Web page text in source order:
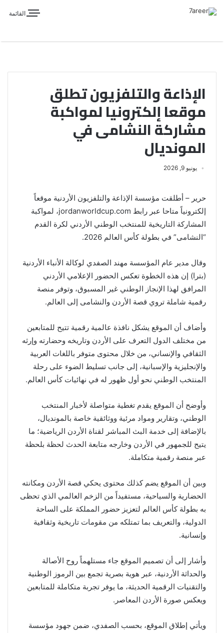
القائمة
الإذاعة والتلفزيون تطلق
موقعا إلكترونيا لمواكبة
مشاركة النشامى في
المونديال
يونيو 9, 2026
حرير – أطلقت مؤسسة الإذاعة والتلفزيون الأردنية موقعاً
إلكترونياً متاحا عبر رابط jordanworldcup.com، لمواكبة
المشاركة التاريخية للمنتخب الوطني الأردني لكرة القدم
“النشامى” في بطولة كأس العالم 2026.
وقال مدير عام المؤسسة مهند الصفدي لوكالة الأنباء الأردنية
(بترا) إن هذه الخطوة تعكس الحضور الإعلامي الأردني
المرافق لهذا الإنجاز الوطني غير المسبوق، وتوفر منصة
رقمية شاملة تروي قصة الأردن والنشامى إلى العالم.
وأضاف أن الموقع يشكل نافذة عالمية رقمية تتيح للمتابعين
من مختلف الدول التعرف على الأردن وتاريخه وحضارته وإرثه
الثقافي والإنساني، من خلال محتوى متوفر باللغات العربية
والإنجليزية والإسبانية، إلى جانب تسليط الضوء على رحلة
المنتخب الوطني نحو أول ظهور له في نهائيات كأس العالم.
وأوضح أن الموقع يقدم تغطية متواصلة لأخبار المنتخب
الوطني، وتقارير ومواد مرئية ووثائقية خاصة بالمونديال،
بالإضافة إلى خدمة البث المباشر لقناة الأردن الرياضية؛ ما
يتيح للجمهور في الأردن وخارجه متابعة الحدث لحظة بلحظة
عبر منصة رقمية متكاملة.
وبين أن الموقع يضم كذلك محتوى يحكي قصة الأردن ومكانته
الحضارية والسياحية، مستفيداً من الزخم العالمي الذي تحظى
به بطولة كأس العالم لتعزيز حضور المملكة على الساحة
الدولية، والتعريف بما تمتلكه من مقومات تاريخية وثقافية
وإنسانية.
وأشار إلى أن تصميم الموقع جاء مستلهماً روح الأصالة
والحداثة الأردنية، عبر هوية بصرية تجمع بين الرموز الوطنية
والتقنيات الرقمية الحديثة، ما يوفر تجربة متكاملة للمتابعين
ويعكس صورة الأردن المعاصر.
ويأتي إطلاق الموقع، بحسب الصفدي، ضمن جهود مؤسسة